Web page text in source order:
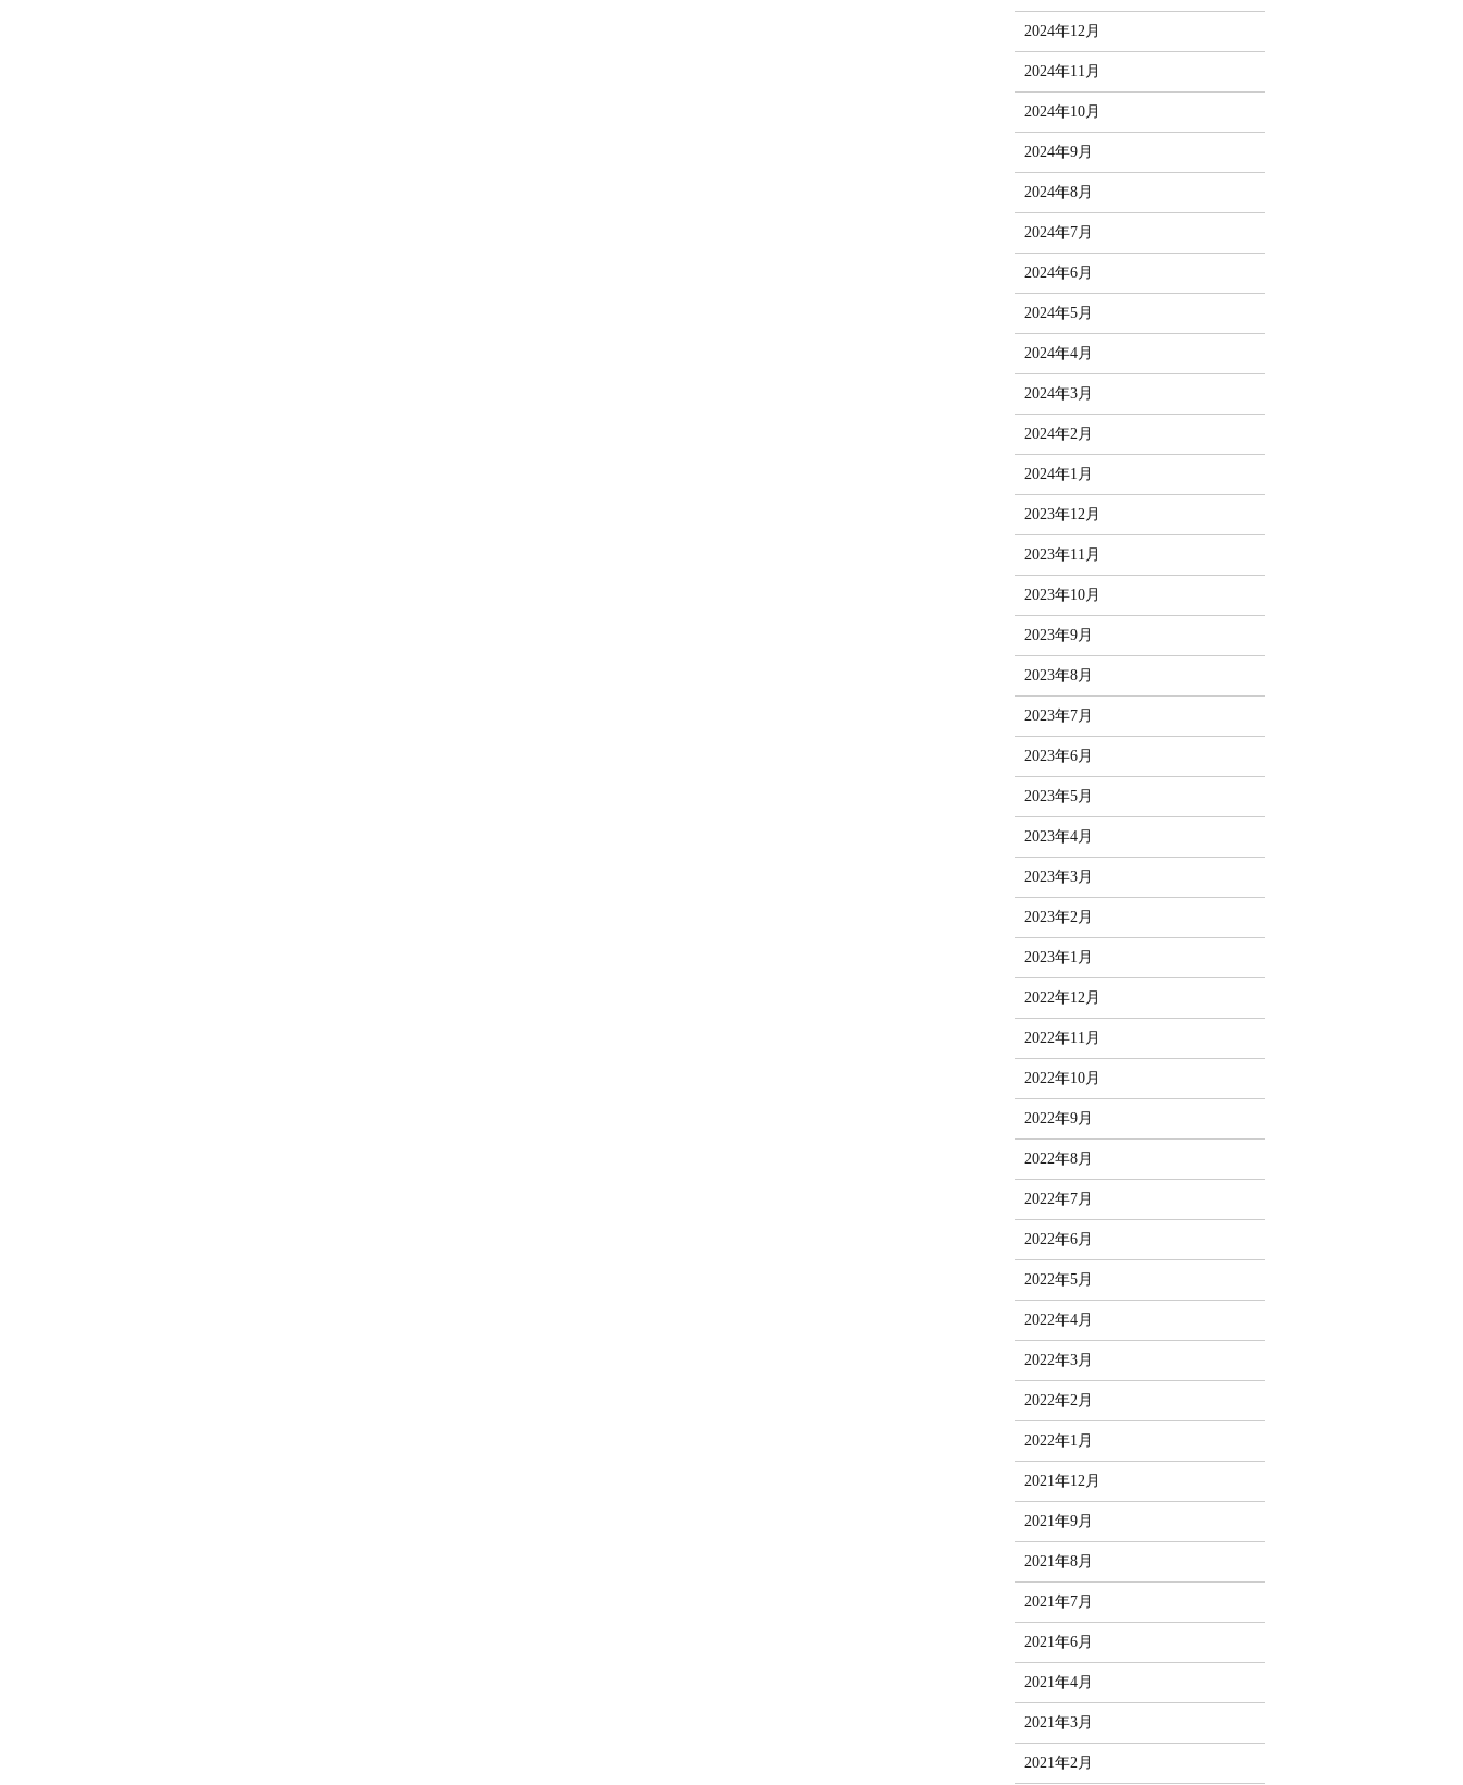
2024年12月
2024年11月
2024年10月
2024年9月
2024年8月
2024年7月
2024年6月
2024年5月
2024年4月
2024年3月
2024年2月
2024年1月
2023年12月
2023年11月
2023年10月
2023年9月
2023年8月
2023年7月
2023年6月
2023年5月
2023年4月
2023年3月
2023年2月
2023年1月
2022年12月
2022年11月
2022年10月
2022年9月
2022年8月
2022年7月
2022年6月
2022年5月
2022年4月
2022年3月
2022年2月
2022年1月
2021年12月
2021年9月
2021年8月
2021年7月
2021年6月
2021年4月
2021年3月
2021年2月